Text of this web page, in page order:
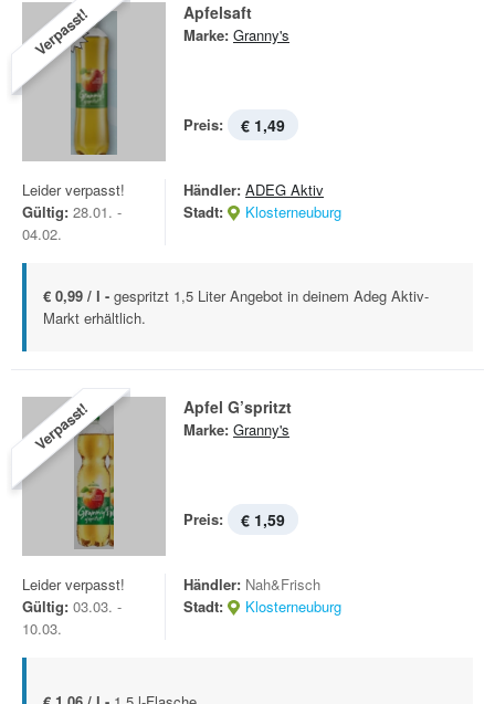
Verpasst! Apfelsaft
Marke: Granny's
Preis: € 1,49
Leider verpasst!
Gültig: 28.01. -
04.02.
Händler: ADEG Aktiv
Stadt:
Klosterneuburg
€ 0,99 / l - gespritzt 1,5 Liter Angebot in deinem Adeg Aktiv-
Markt erhältlich.
Verpasst! Apfel G’spritzt
Marke: Granny's
Preis: € 1,59
Leider verpasst!
Gültig: 03.03. -
10.03.
Händler: Nah&Frisch
Stadt:
Klosterneuburg